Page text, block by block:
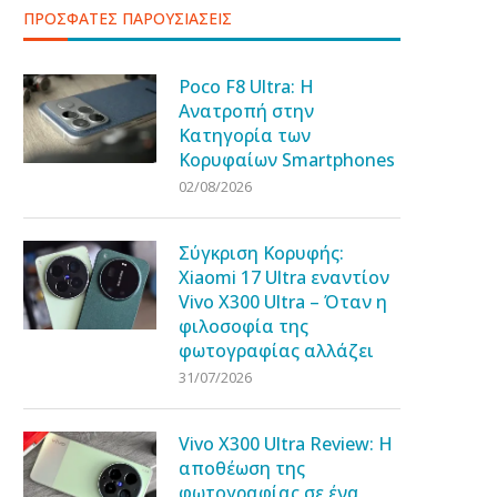
ΠΡΟΣΦΑΤΕΣ ΠΑΡΟΥΣΙΑΣΕΙΣ
Poco F8 Ultra: Η
Ανατροπή στην
Κατηγορία των
Κορυφαίων Smartphones
02/08/2026
Σύγκριση Κορυφής:
Xiaomi 17 Ultra εναντίον
Vivo X300 Ultra – Όταν η
φιλοσοφία της
φωτογραφίας αλλάζει
31/07/2026
Vivo X300 Ultra Review: Η
αποθέωση της